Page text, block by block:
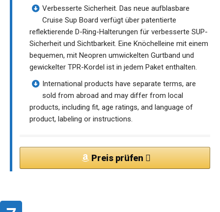
Verbesserte Sicherheit. Das neue aufblasbare
Cruise Sup Board verfügt über patentierte
reflektierende D-Ring-Halterungen für verbesserte SUP-
Sicherheit und Sichtbarkeit. Eine Knöchelleine mit einem
bequemen, mit Neopren umwickelten Gurtband und
gewickelter TPR-Kordel ist in jedem Paket enthalten.
International products have separate terms, are
sold from abroad and may differ from local
products, including fit, age ratings, and language of
product, labeling or instructions.
Preis prüfen